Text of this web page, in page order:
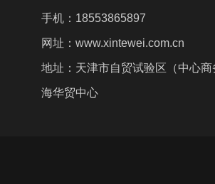
手机：18553865897
网址：www.xintewei.com.cn
地址：天津市自贸试验区（中心商
海华贸中心